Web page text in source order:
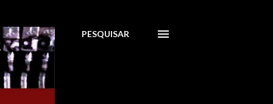
PESQUISAR